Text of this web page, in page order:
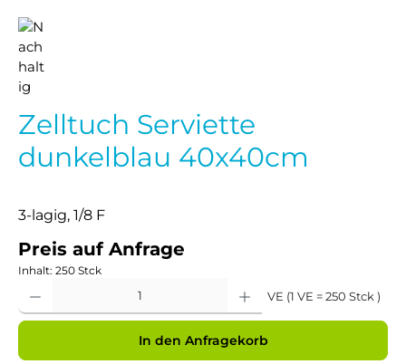
Zelltuch Serviette
dunkelblau 40x40cm
3-lagig, 1/8 F
Preis auf Anfrage
Inhalt: 250 Stck
VE (1 VE = 250 Stck )
In den Anfragekorb